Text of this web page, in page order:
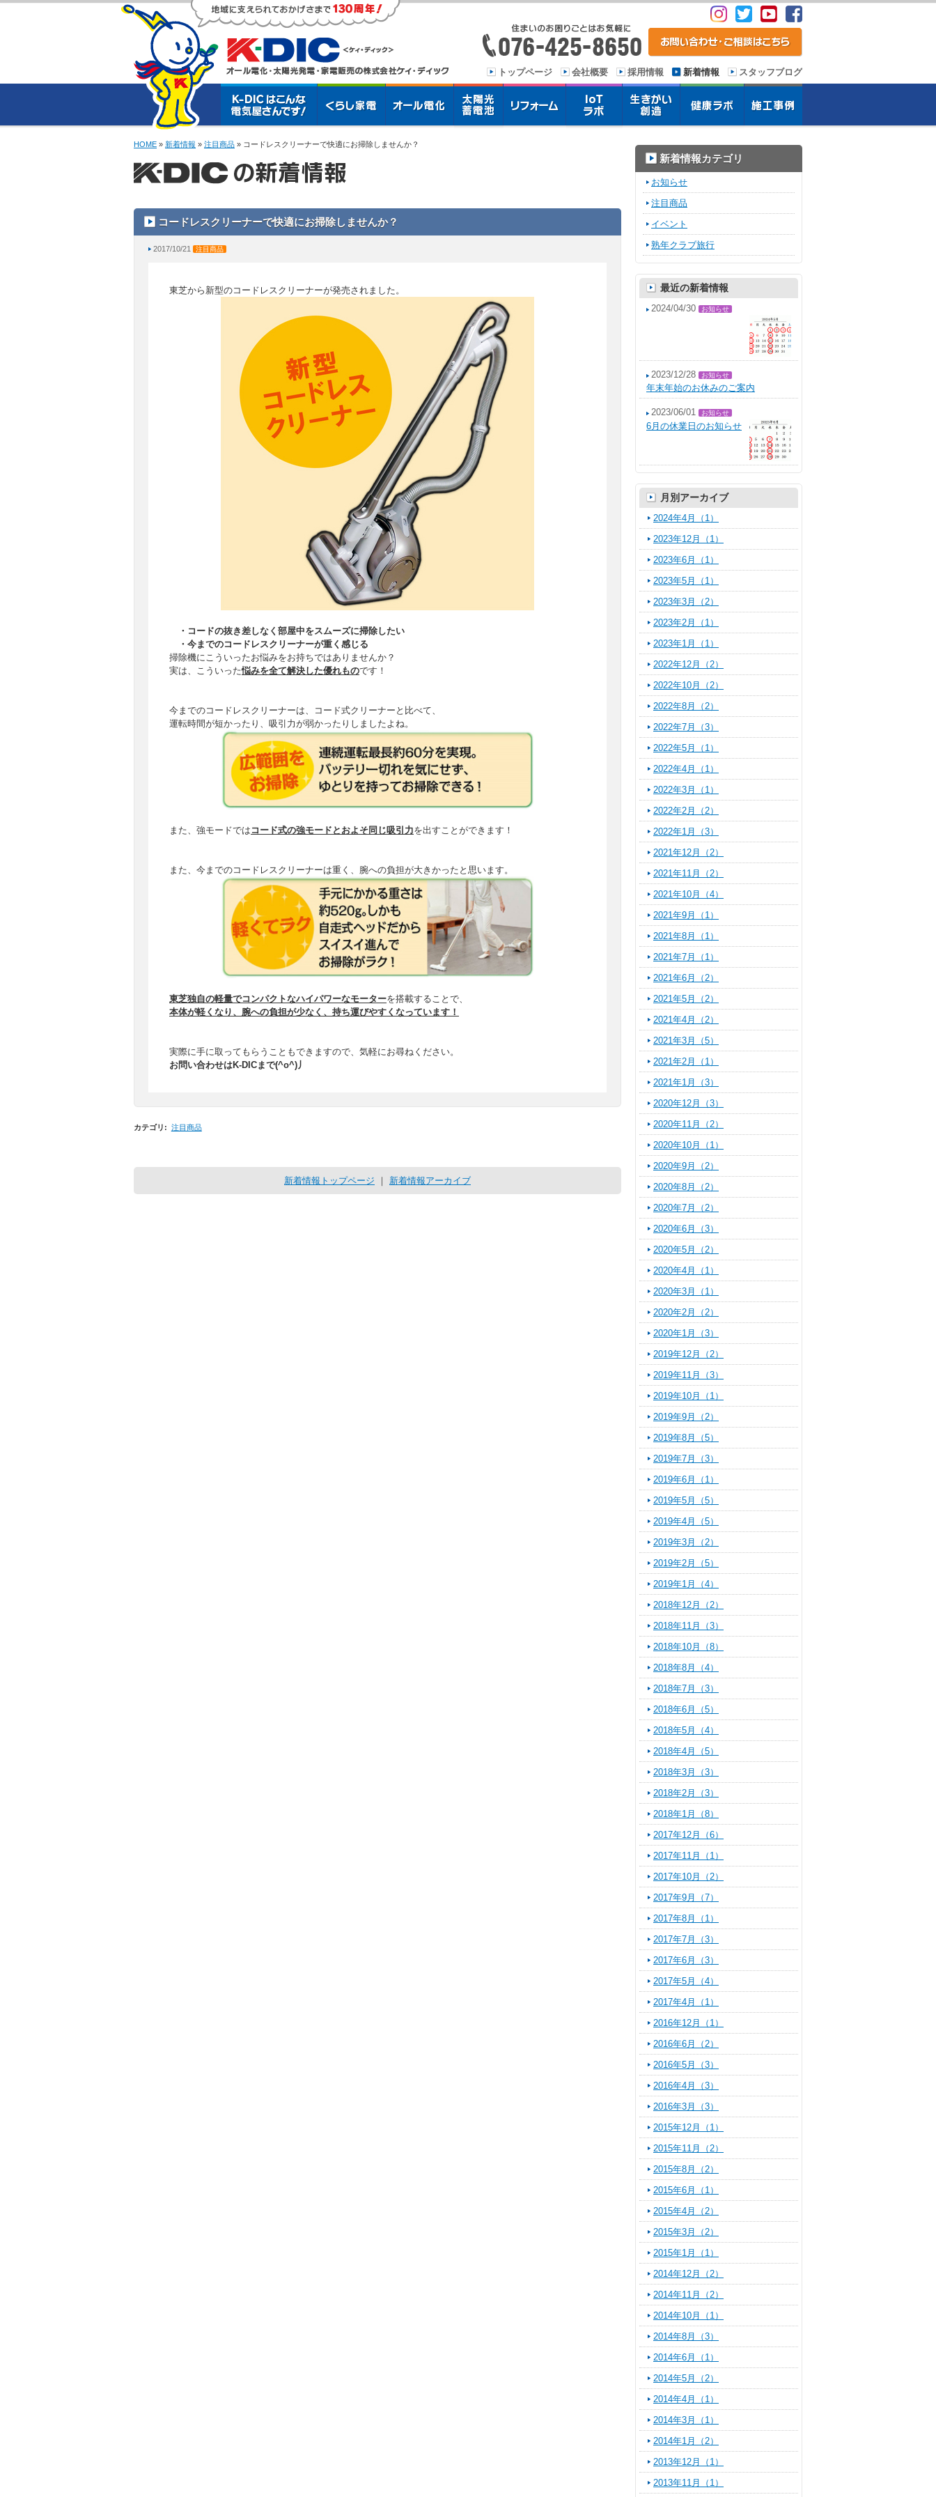
トップページ 会社概要 採用情報 新着情報 スタッフブログ
HOME » 新着情報 » 注目商品 » コードレスクリーナーで快適にお掃除しませんか？
コードレスクリーナーで快適にお掃除しませんか？
2017/10/21 注目商品
東芝から新型のコードレスクリーナーが発売されました。
・コードの抜き差しなく部屋中をスムーズに掃除したい
・今までのコードレスクリーナーが重く感じる
掃除機にこういったお悩みをお持ちではありませんか？
実は、こういった悩みを全て解決した優れものです！
今までのコードレスクリーナーは、コード式クリーナーと比べて、
運転時間が短かったり 、 吸引力が弱かったり しましたよね。
また、強モードでは コード式の強モードと およそ同じ吸引力を出すことができます！
また、今までのコードレスクリーナーは重く、 腕への負担が大きかった と思います。
東芝独自の軽量でコンパクトなハイパワーなモーターを搭載することで、
本体が軽くなり、腕への負担が少なく、持ち運びやすくなっています！
実際に手に取ってもらうこともできますので、気軽にお尋ねください。
お問い合わせはK-DICまで(^o^)丿
カテゴリ : 注目商品
新着情報トップページ ｜ 新着情報アーカイブ
新着情報カテゴリ
お知らせ
注目商品
イベント
熟年クラブ旅行
最近の新着情報
2024/04/30 お知らせ
2023/12/28 お知らせ
年末年始のお休みのご案内
2023/06/01 お知らせ
6月の休業日のお知らせ
月別アーカイブ
2024年4月（1）
2023年12月（1）
2023年6月（1）
2023年5月（1）
2023年3月（2）
2023年2月（1）
2023年1月（1）
2022年12月（2）
2022年10月（2）
2022年8月（2）
2022年7月（3）
2022年5月（1）
2022年4月（1）
2022年3月（1）
2022年2月（2）
2022年1月（3）
2021年12月（2）
2021年11月（2）
2021年10月（4）
2021年9月（1）
2021年8月（1）
2021年7月（1）
2021年6月（2）
2021年5月（2）
2021年4月（2）
2021年3月（5）
2021年2月（1）
2021年1月（3）
2020年12月（3）
2020年11月（2）
2020年10月（1）
2020年9月（2）
2020年8月（2）
2020年7月（2）
2020年6月（3）
2020年5月（2）
2020年4月（1）
2020年3月（1）
2020年2月（2）
2020年1月（3）
2019年12月（2）
2019年11月（3）
2019年10月（1）
2019年9月（2）
2019年8月（5）
2019年7月（3）
2019年6月（1）
2019年5月（5）
2019年4月（5）
2019年3月（2）
2019年2月（5）
2019年1月（4）
2018年12月（2）
2018年11月（3）
2018年10月（8）
2018年8月（4）
2018年7月（3）
2018年6月（5）
2018年5月（4）
2018年4月（5）
2018年3月（3）
2018年2月（3）
2018年1月（8）
2017年12月（6）
2017年11月（1）
2017年10月（2）
2017年9月（7）
2017年8月（1）
2017年7月（3）
2017年6月（3）
2017年5月（4）
2017年4月（1）
2016年12月（1）
2016年6月（2）
2016年5月（3）
2016年4月（3）
2016年3月（3）
2015年12月（1）
2015年11月（2）
2015年8月（2）
2015年6月（1）
2015年4月（2）
2015年3月（2）
2015年1月（1）
2014年12月（2）
2014年11月（2）
2014年10月（1）
2014年8月（3）
2014年6月（1）
2014年5月（2）
2014年4月（1）
2014年3月（1）
2014年1月（2）
2013年12月（1）
2013年11月（1）